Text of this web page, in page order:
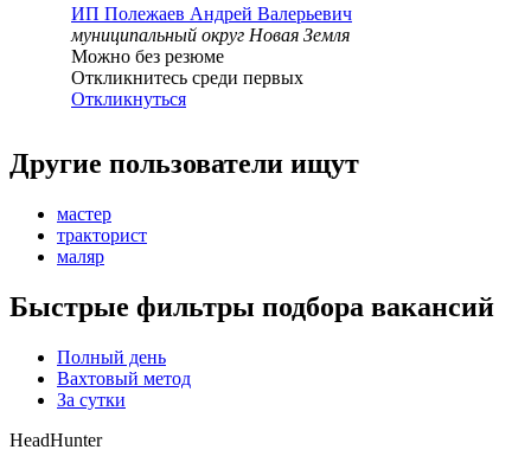
ИП Полежаев Андрей Валерьевич
муниципальный округ Новая Земля
Можно без резюме
Откликнитесь среди первых
Откликнуться
Другие пользователи ищут
мастер
тракторист
маляр
Быстрые фильтры подбора вакансий
Полный день
Вахтовый метод
За сутки
HeadHunter